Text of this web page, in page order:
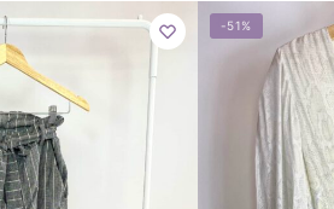
-51%